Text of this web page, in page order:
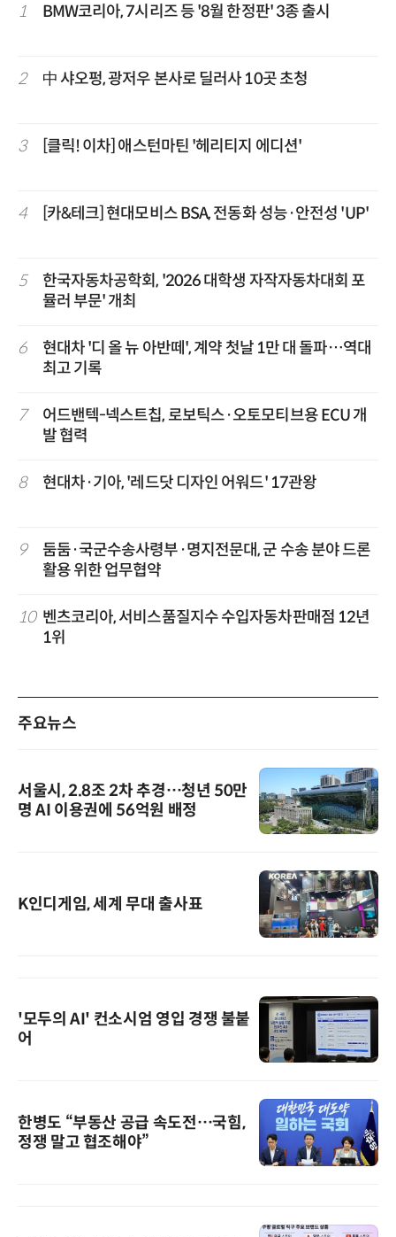
1 BMW코리아, 7시리즈 등 '8월 한정판' 3종 출시
2 中 샤오펑, 광저우 본사로 딜러사 10곳 초청
3 [클릭! 이차] 애스턴마틴 '헤리티지 에디션'
4 [카&테크] 현대모비스 BSA, 전동화 성능·안전성 'UP'
5
한국자동차공학회, '2026 대학생 자작자동차대회 포
뮬러 부문' 개최
6
현대차 '디 올 뉴 아반떼', 계약 첫날 1만 대 돌파…역대
최고 기록
7
어드밴텍-넥스트칩, 로보틱스·오토모티브용 ECU 개
발 협력
8 현대차·기아, '레드닷 디자인 어워드' 17관왕
9
둠둠·국군수송사령부·명지전문대, 군 수송 분야 드론
활용 위한 업무협약
10 벤츠코리아, 서비스품질지수 수입자동차판매점 12년
1위
주요뉴스
서울시, 2.8조 2차 추경…청년 50만
명 AI 이용권에 56억원 배정
K인디게임, 세계 무대 출사표
'모두의 AI' 컨소시엄 영입 경쟁 불붙
어
한병도 “부동산 공급 속도전…국힘,
정쟁 말고 협조해야”